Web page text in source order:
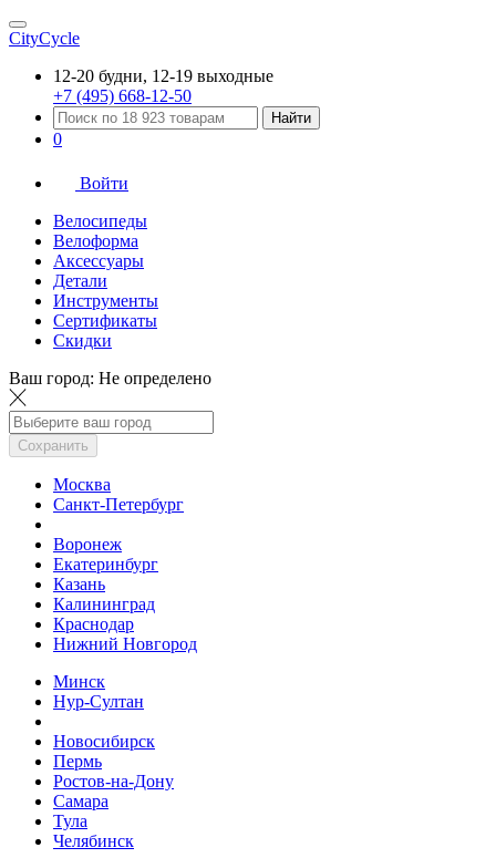
CityCycle
12-20 будни, 12-19 выходные
+7 (495) 668-12-50
Найти
0
Войти
Велосипеды
Велоформа
Аксессуары
Детали
Инструменты
Сертификаты
Скидки
Ваш город: Не определено
Сохранить
Москва
Санкт-Петербург
Воронеж
Екатеринбург
Казань
Калининград
Краснодар
Нижний Новгород
Минск
Нур-Султан
Новосибирск
Пермь
Ростов-на-Дону
Самара
Тула
Челябинск